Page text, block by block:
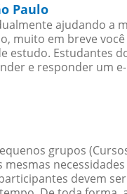
Paulo
ajudando
muito em breve
estudo. Estudantes
e responder um
grupos
devem